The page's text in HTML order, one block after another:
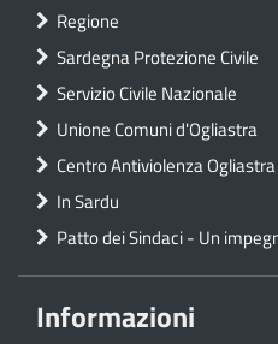
Regione
Sardegna Protezione Civile
Servizio Civile Nazionale
Unione Comuni d'Ogliastra
Centro Antiviolenza Ogliastra
In Sardu
Patto dei Sindaci - Un
Informazioni